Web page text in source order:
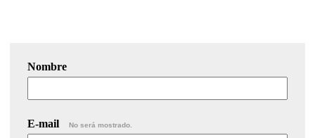
Nombre
E-mail No será mostrado.